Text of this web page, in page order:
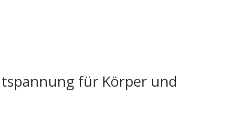
für Körper und